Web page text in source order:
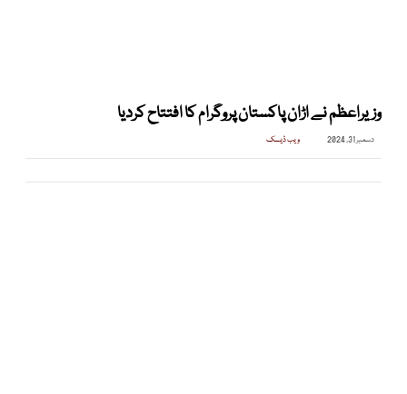
وزیراعظم نے اڑان پاکستان پروگرام کا افتتاح کردیا
دسمبر 31, 2024 ویب ڈیسک